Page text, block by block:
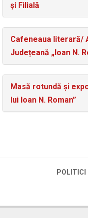
și Filială
Cafeneaua literară/
Județeană „Ioan N.
Masă rotundă și
lui Ioan N. Roman”
POLITICI